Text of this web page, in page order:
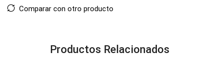
Comparar con otro producto
Productos Relacionados